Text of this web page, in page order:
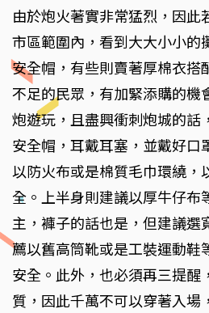
由於炮火著實非常猛烈，因此
市區範圍內，看到大大小小的
安全帽，有些則賣著厚棉衣搭
不足的民眾，有加緊添購的機
炮遊玩，且盡興衝刺炮城的話
安全帽，耳戴耳塞，並戴好口
以防火布或是棉質毛巾環繞，
全。上半身則建議以厚牛仔布
主，褲子的話也是，但建議選
薦以舊高筒靴或是工裝運動鞋
安全。此外，也必須再三提醒
質，因此千萬不可以穿著入場